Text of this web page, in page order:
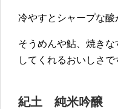
冷やすとシャープな
そうめんや鮎、焼き
してくれるおいしさで
紀土 純米吟醸